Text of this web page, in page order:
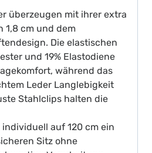
überzeugen mit ihrer extra
1,8 cm und dem
Die elastischen
und 19% Elastodiene
während das
Leder Langlebigkeit
Stahlclips halten die
auf 120 cm ein
Sitz ohne